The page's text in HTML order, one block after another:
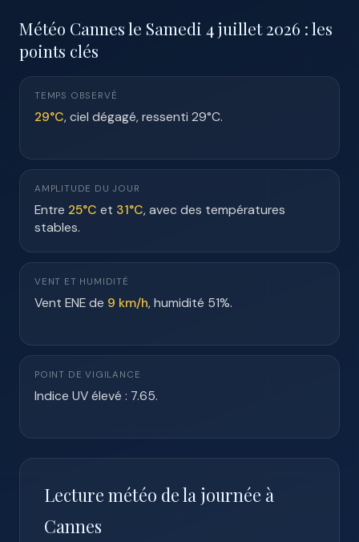
Météo Cannes le Samedi 4 juillet 2026 : les
points clés
TEMPS OBSERVÉ
29°C, ciel dégagé, ressenti 29°C.
AMPLITUDE DU JOUR
Entre 25°C et 31°C, avec des températures
stables.
VENT ET HUMIDITÉ
Vent ENE de 9 km/h, humidité 51%.
POINT DE VIGILANCE
Indice UV élevé : 7.65.
Lecture météo de la journée à
Cannes